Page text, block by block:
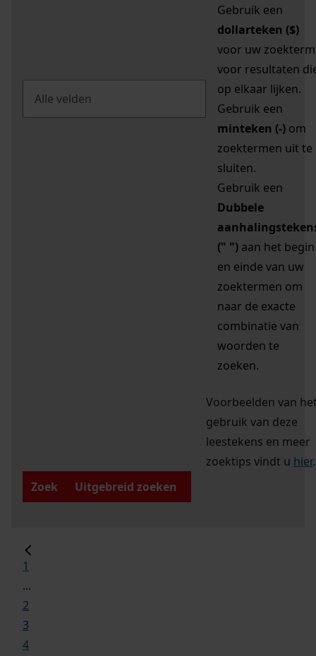
Gebruik een
dollarteken ($)
voor uw zoekterm
voor resultaten
op elkaar lijken.
Gebruik een
minteken (-) om
zoektermen uit te
sluiten.
Gebruik een
Dubbele
(" ") aan het begin
en einde van uw
zoektermen om
naar de exacte
combinatie van
woorden te
zoeken.
Voorbeelden van
gebruik van deze
leestekens en meer
zoektips vindt u hier.
Zoek
Uitgebreid zoeken
1
...
2
3
4